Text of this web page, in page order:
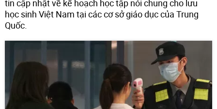
tin cập nhật về kế hoạch học tập nói chung cho lưu
học sinh Việt Nam tại các cơ sở giáo dục của Trung
Quốc.